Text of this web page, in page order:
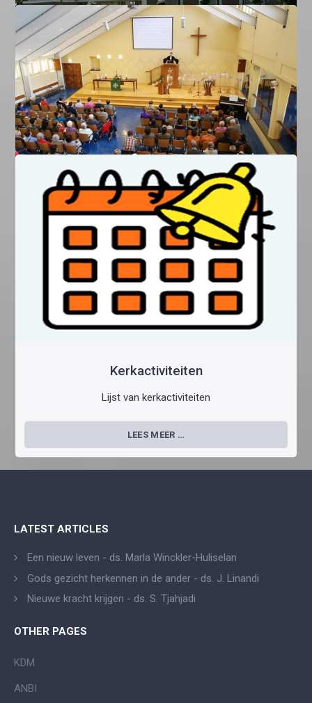
GKIN Arnhem/Nijmegen
Informatie over de kerkdiensten in Anhem en Nijmegen,
de secretariaat & locatie via Google Map
LEES MEER …
GKIN Rijswijk/Den Haag
Informatie over de kerkdiensten in Den Haag, de
secretariaat & locatie via Google Map
Kerkactiviteiten
Lijst van kerkactiviteiten
LEES MEER …
LATEST ARTICLES
Een nieuw leven - ds. Marla Winckler-Huliselan
Gods gezicht herkennen in de ander - ds. J. Linandi
Nieuwe kracht krijgen - ds. S. Tjahjadi
OTHER PAGES
KDM
ANBI